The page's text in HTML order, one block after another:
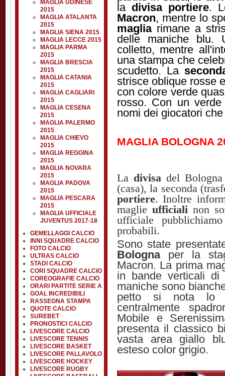
MAGLIA UDINESE
2015
MAGLIA ATALANTA
2015
MAGLIA SIENA 2015
MAGLIA LECCE 2015
MAGLIA PARMA
2015
MAGLIA BRESCIA
2015
MAGLIA CATANIA
2015
MAGLIA CAGLIARI
2015
MAGLIA CESENA
2015
MAGLIA PALERMO
2015
MAGLIA CHIEVO
2015
MAGLIA REGGINA
2015
MAGLIA NOVARA
2015
MAGLIA PADOVA
2015
MAGLIA PESCARA
2015
MAGLIA UFFICIALE
JUVENTUS 2017-18
GEMELLAGGI CALCIO
INNI SQUADRE CALCIO
FOTO CALCIO
ULTRAS CALCIO
STADI CALCIO
CORI SQUADRE CALCIO
COREOGRAFIE CALCIO
ORARI PARTITE SERIE A
GOAL INCREDIBILI
RASSEGNA STAMPA
QUOTE CALCIO
SUREBET
PRONOSTICI CALCIO
LIVESCORE CALCIO
LIVESCORE TENNIS
LIVESCORE BASKET
LIVESCORE PALLAVOLO
LIVESCORE HOCKEY
LIVESCORE RUGBY
la divisa portiere.
Macron, mentre lo
magliarimane a
delle maniche
colletto, mentre
una stampa che
scudetto. La
strisce oblique rosse
con colore verde
rosso. Con un
nomi dei giocatori
MAGLIA BOLOGNA
La divisadel
(casa), la seconda
portiere. Inoltre
maglie ufficiali non
ufficiale
probabili.
Sono state
Bolognaper la
Macron. La prima
in bande verticali
maniche sono
petto si nota lo
centralmente
Mobile e
presenta il classico
vasta area giallo
esteso color grigio.